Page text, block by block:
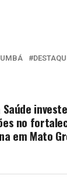
no
em Mato